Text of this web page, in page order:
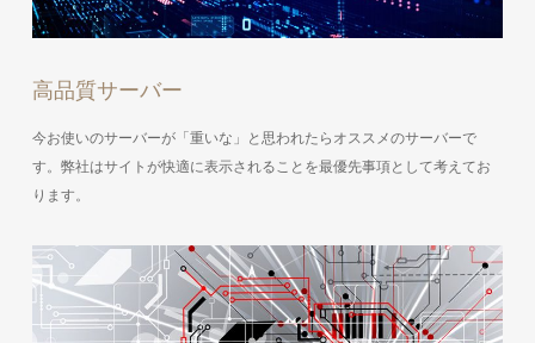
高品質サーバー
今お使いのサーバーが「重いな」と思われたらオススメのサーバーで
す。弊社はサイトが快適に表示されることを最優先事項として考えてお
ります。